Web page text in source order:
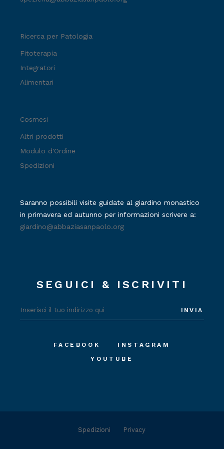
Ricerca per Patologia
Fitoterapia
Integratori
Alimentari
Cosmesi
Altri prodotti
Modulo d'Ordine
Spedizioni
Saranno possibili visite guidate al giardino monastico
in primavera ed autunno per informazioni scrivere a:
giardino@abbaziasanpaolo.org
SEGUICI & ISCRIVITI
INVIA
FACEBOOK
INSTAGRAM
YOUTUBE
Spedizioni Privacy